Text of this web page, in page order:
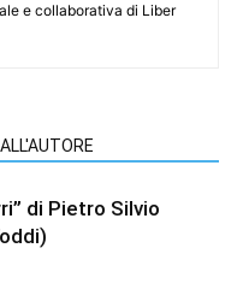
e collaborativa di Liber
di Pietro Silvio